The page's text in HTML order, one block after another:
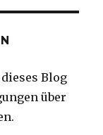
Blog
über